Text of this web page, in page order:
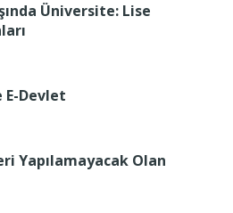
Üniversite: Lise
Devlet
Yapılamayacak Olan